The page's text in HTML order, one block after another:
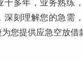
深刻理解您的急需
您提供应急空放借